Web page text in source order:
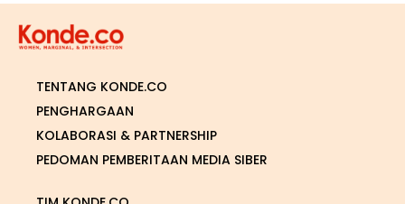
TENTANG KONDE.CO
PENGHARGAAN
KOLABORASI & PARTNERSHIP
PEDOMAN PEMBERITAAN MEDIA SIBER